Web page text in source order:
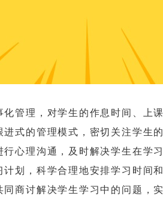
理，对学生的作息时间、上
式的管理模式，密切关注学生
心理沟通，及时解决学生在学
划，科学合理地安排学习时间
商讨解决学生学习中的问题，